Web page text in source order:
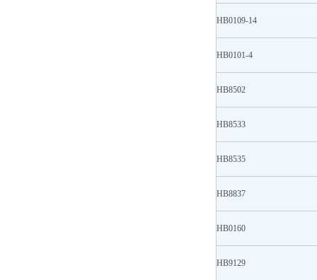
HB0109-14
HB0101-4
HB8502
HB8533
HB8535
HB8837
HB0160
HB9129